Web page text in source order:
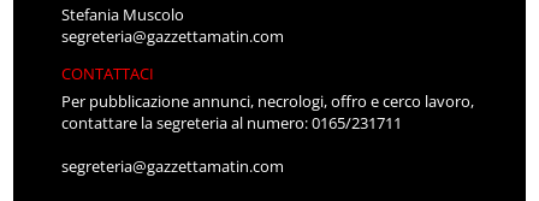
Stefania Muscolo
segreteria@gazzettamatin.com
CONTATTACI
Per pubblicazione annunci, necrologi, offro e cerco lavoro,
contattare la segreteria al numero: 0165/231711
segreteria@gazzettamatin.com